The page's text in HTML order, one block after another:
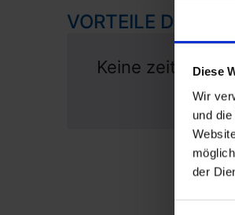
Diese
Wir
und
der
VORTEILE DES
Keine